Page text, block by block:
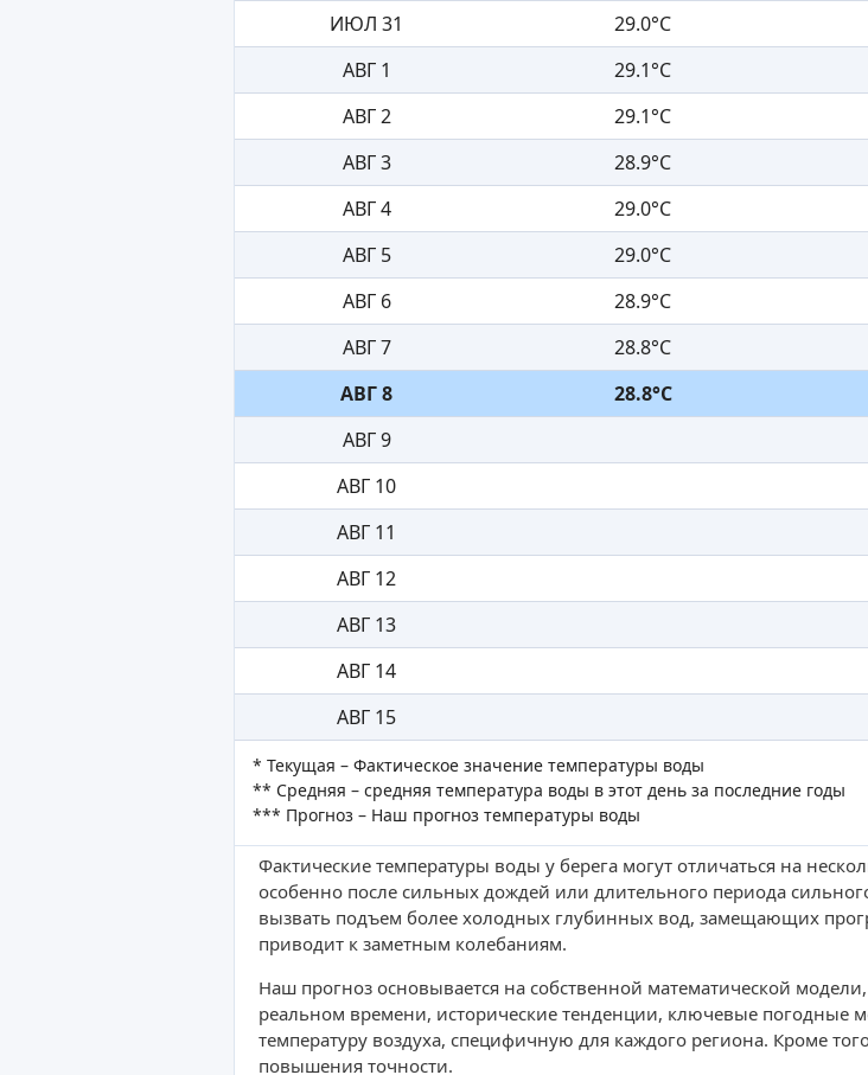
ИЮЛ 31
29.0°C
АВГ 1
29.1°C
АВГ 2
29.1°C
АВГ 3
28.9°C
АВГ 4
29.0°C
АВГ 5
29.0°C
АВГ 6
28.9°C
АВГ 7
28.8°C
АВГ 8
28.8°C
АВГ 9
АВГ 10
АВГ 11
АВГ 12
АВГ 13
АВГ 14
АВГ 15
* Текущая – Фактическое значение температуры воды
** Средняя – средняя температура воды в этот день за последние годы
*** Прогноз – Наш прогноз температуры воды
Фактические температуры воды у берега могут отличаться на
особенно после сильных дождей или длительного периода
вызвать подъем более холодных глубинных вод, замещающих
приводит к заметным колебаниям.
Наш прогноз основывается на собственной математической
реальном времени, исторические тенденции, ключевые погодные
температуру воздуха, специфичную для каждого региона. Кроме
повышения точности.